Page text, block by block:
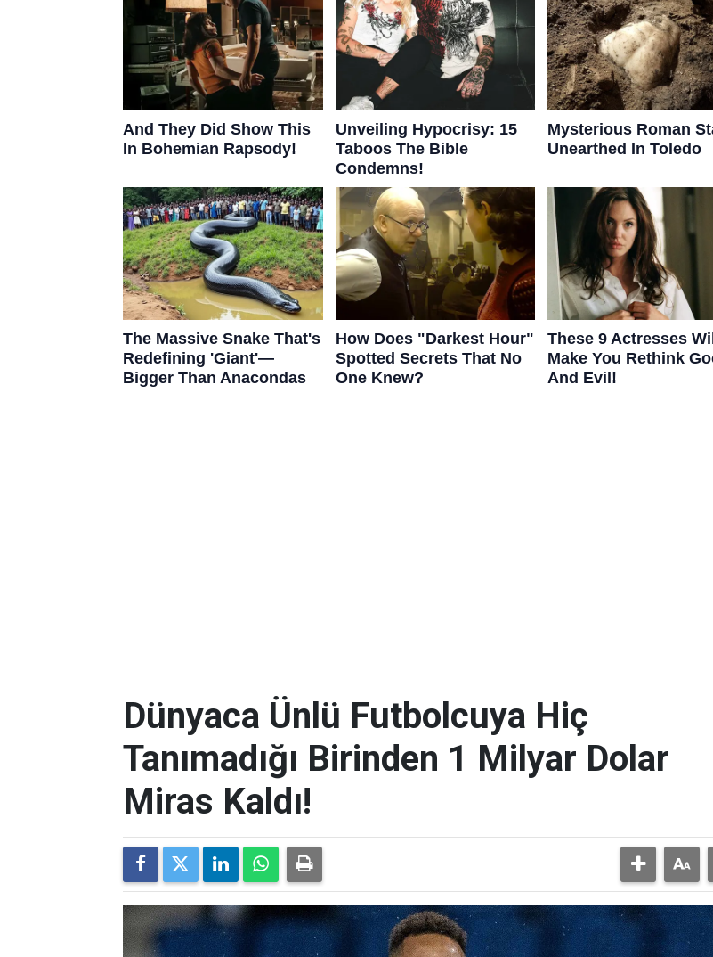
Dünyaca Ünlü Futbolcuya Hiç
Tanımadığı Birinden 1 Milyar Dolar
Miras Kaldı!